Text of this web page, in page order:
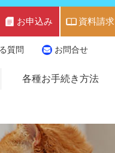
お申込み 資料請求
質問 お問合せ
各種お手続き方法